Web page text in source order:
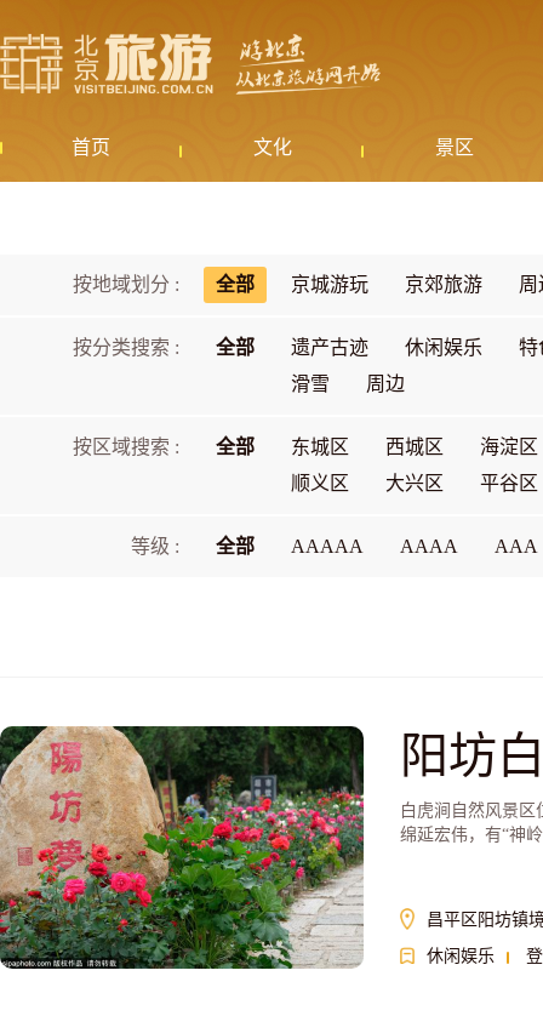
首页 文化 景区
按地域划分 : 全部 京城游玩 京郊旅游 周
按分类搜索 : 全部 遗产古迹 休闲娱乐
特
滑雪
周边
按区域搜索 : 全部 东城区 西城区
海淀区
顺义区
大兴区 平谷区
等级 : 全部 AAAAA AAAA AAA
阳坊
白虎涧自然风景区
绵延宏伟，有“神
昌平区阳坊镇
休闲娱乐